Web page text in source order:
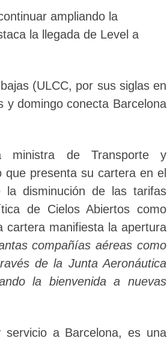
ampliando la
la llegada de Level a
(ULCC, por sus siglas en
y domingo conecta Barcelona
de Transporte y
que presenta su cartera en el
la disminución de las tarifas
de Cielos Abiertos como
cartera manifiesta la apertura
compañías aéreas como
de la Junta Aeronáutica
la bienvenida a nuevas
a Barcelona, es una